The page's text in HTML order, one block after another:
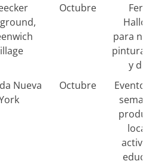
Octubre
Feria
para
pintura
y
Nueva
Octubre
Evento